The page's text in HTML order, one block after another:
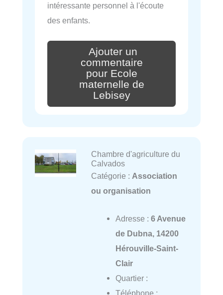
intéressante personnel à l'écoute
des enfants.
Ajouter un
commentaire
pour Ecole
maternelle de
Lebisey
Chambre d'agriculture du
Calvados
Catégorie : Association
ou organisation
Adresse : 6 Avenue
de Dubna, 14200
Hérouville-Saint-
Clair
Quartier :
Téléphone :